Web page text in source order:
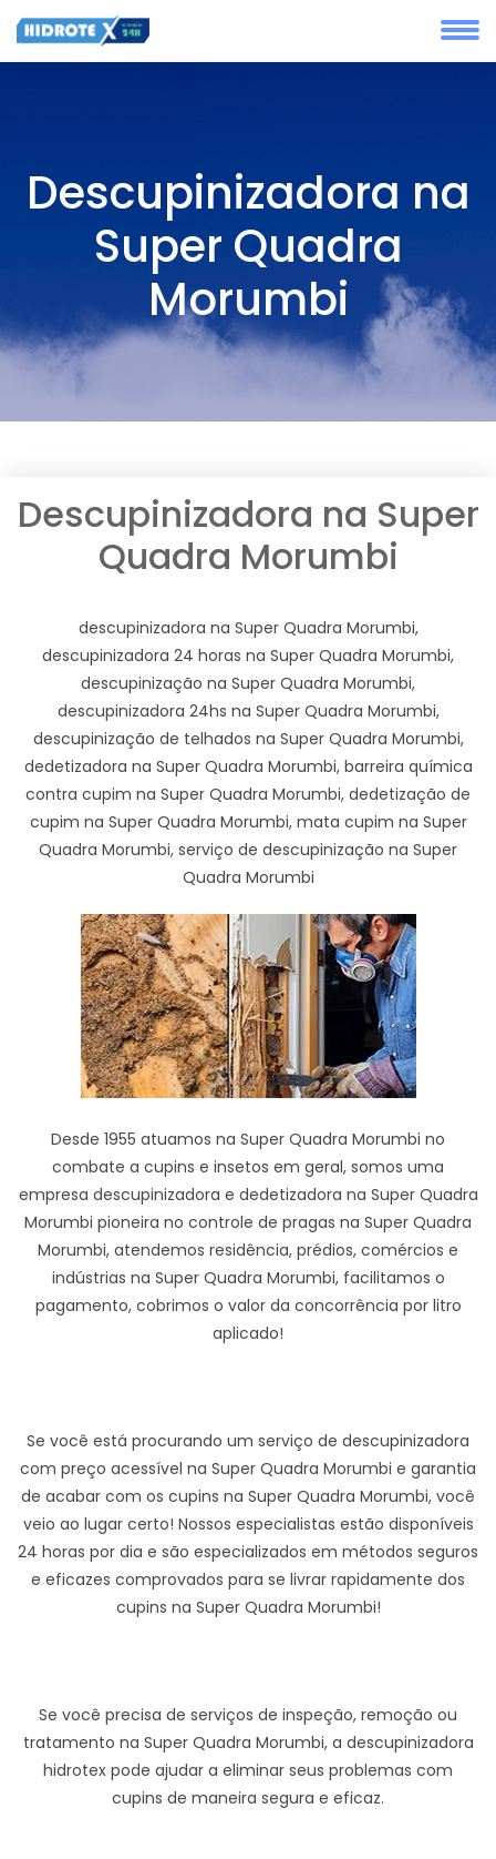
Descupinizadora na
Super Quadra
Morumbi
Descupinizadora na Super
Quadra Morumbi
descupinizadora na Super Quadra Morumbi,
descupinizadora 24 horas na Super Quadra Morumbi,
descupinização na Super Quadra Morumbi,
descupinizadora 24hs na Super Quadra Morumbi,
descupinização de telhados na Super Quadra Morumbi,
dedetizadora na Super Quadra Morumbi, barreira química
contra cupim na Super Quadra Morumbi, dedetização de
cupim na Super Quadra Morumbi, mata cupim na Super
Quadra Morumbi, serviço de descupinização na Super
Quadra Morumbi
Desde 1955 atuamos na Super Quadra Morumbi no
combate a cupins e insetos em geral, somos uma
empresa descupinizadora e dedetizadora na Super Quadra
Morumbi pioneira no controle de pragas na Super Quadra
Morumbi, atendemos residência, prédios, comércios e
indústrias na Super Quadra Morumbi, facilitamos o
pagamento, cobrimos o valor da concorrência por litro
aplicado!
Se você está procurando um serviço de descupinizadora
com preço acessível na Super Quadra Morumbi e garantia
de acabar com os cupins na Super Quadra Morumbi, você
veio ao lugar certo! Nossos especialistas estão disponíveis
24 horas por dia e são especializados em métodos seguros
e eficazes comprovados para se livrar rapidamente dos
cupins na Super Quadra Morumbi!
Se você precisa de serviços de inspeção, remoção ou
tratamento na Super Quadra Morumbi, a descupinizadora
hidrotex pode ajudar a eliminar seus problemas com
cupins de maneira segura e eficaz.